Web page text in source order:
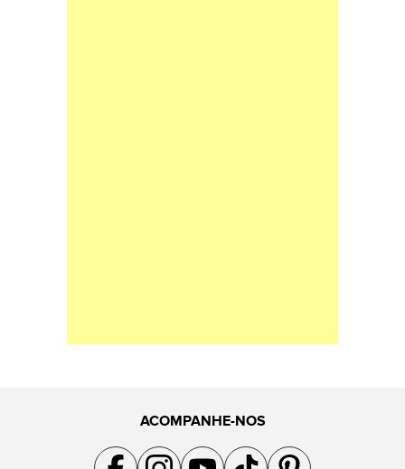
ACOMPANHE-NOS
Acompanhe a gente no Facebook
Acompanhe a gente no Instagram
Acompanhe a gente no YouTube
Acompanhe a gente no TikTok
Acompanhe a gente no